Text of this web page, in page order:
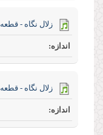
زلال نگاه - قطعه 3 - ص 36 - 50
زلال نگاه - قطعه 4 - ص 50 - 68